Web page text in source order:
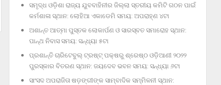
ସମୃଦ୍ଧ ଓଡ଼ିଶା ରାଜ୍ୟ ଯୁବବାହିନୀର ଜିଲ୍ଲା ସ୍ତରୀୟ କମିଟି ଗଠନ ପାଇଁ
କର୍ମଶାଳା ସ୍ଥାନ: ଲୋହିଆ ଏକାଡେମି ସମୟ: ଅପରାହ୍‌ଣ ୪ଟା
ଅଶାନ୍ତ ଆତ୍ମା ପୁସ୍ତକ ଲୋକାର୍ପଣ ଓ ସାରସ୍ବତ ସମାରୋହ ସ୍ଥାନ:
ପାନ୍ଥ ନିବାସ ସମୟ: ସନ୍ଧ୍ୟା ୫ଟା
ପ୍ରଶାନ୍ତି ଚାରିଟେବୁଲ୍‌ ଟ୍ରଷ୍ଟ୍‌ ପକ୍ଷରୁ ଶ୍ରେଷ୍ଠ ଓଡ଼ିଆଣୀ ୨୦୨୨
ପୁରସ୍କାର ବିତରଣ ସ୍ଥାନ: ଜୟଦେବ ଭବନ ସମୟ: ସନ୍ଧ୍ୟା ୬ଟା
ସାଂସଦ ଅପରାଜିତା ଷଡ଼ଙ୍ଗୀଙ୍କ ସାମ୍ବାଦିକ ସମ୍ମିଳନୀ ସ୍ଥାନ: